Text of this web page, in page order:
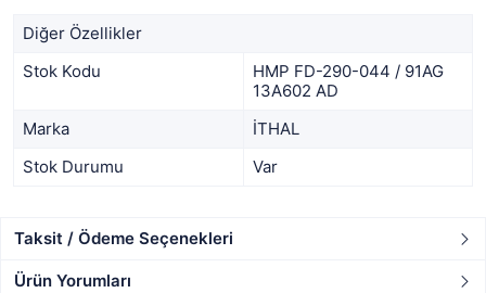
Diğer Özellikler
Stok Kodu
HMP FD-290-044 / 91AG
13A602 AD
Marka
İTHAL
Stok Durumu
Var
Taksit / Ödeme Seçenekleri
Ürün Yorumları